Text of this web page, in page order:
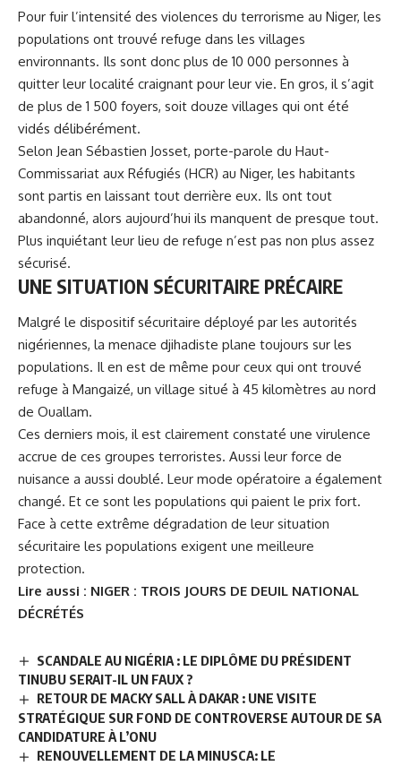
Pour fuir l’intensité des violences du terrorisme au Niger, les
populations ont trouvé refuge dans les villages
environnants. Ils sont donc plus de 10 000 personnes à
quitter leur localité craignant pour leur vie. En gros, il s’agit
de plus de 1 500 foyers, soit douze villages qui ont été
vidés délibérément.
Selon Jean Sébastien Josset, porte-parole du Haut-
Commissariat aux Réfugiés (HCR) au Niger, les habitants
sont partis en laissant tout derrière eux. Ils ont tout
abandonné, alors aujourd’hui ils manquent de presque tout.
Plus inquiétant leur lieu de refuge n’est pas non plus assez
sécurisé.
UNE SITUATION SÉCURITAIRE PRÉCAIRE
Malgré le dispositif sécuritaire déployé par les autorités
nigériennes, la menace djihadiste plane toujours sur les
populations. Il en est de même pour ceux qui ont trouvé
refuge à Mangaizé, un village situé à 45 kilomètres au nord
de Ouallam.
Ces derniers mois, il est clairement constaté une virulence
accrue de ces groupes terroristes. Aussi leur force de
nuisance a aussi doublé. Leur mode opératoire a également
changé. Et ce sont les populations qui paient le prix fort.
Face à cette extrême dégradation de leur situation
sécuritaire les populations exigent une meilleure
protection.
Lire aussi : NIGER : TROIS JOURS DE DEUIL NATIONAL
DÉCRÉTÉS
SCANDALE AU NIGÉRIA : LE DIPLÔME DU PRÉSIDENT
TINUBU SERAIT-IL UN FAUX ?
RETOUR DE MACKY SALL À DAKAR : UNE VISITE
STRATÉGIQUE SUR FOND DE CONTROVERSE AUTOUR DE SA
CANDIDATURE À L’ONU
RENOUVELLEMENT DE LA MINUSCA: LE